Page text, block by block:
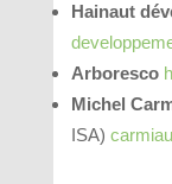
Hainaut
Arboresco
Michel
ISA)